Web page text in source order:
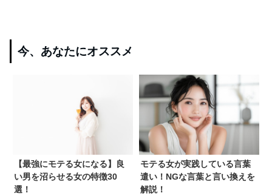
今、あなたにオススメ
【最強にモテる女になる】良
い男を沼らせる女の特徴30
選！
モテる女が実践している言葉
遣い！NGな言葉と言い換えを
解説！